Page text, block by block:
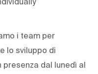
i team per
lo sviluppo di
dal lunedì al